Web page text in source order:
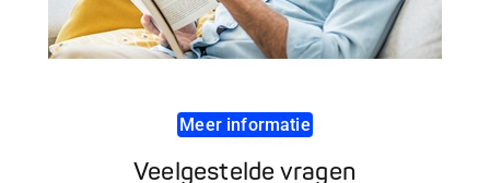
Meer informatie
Veelgestelde vragen